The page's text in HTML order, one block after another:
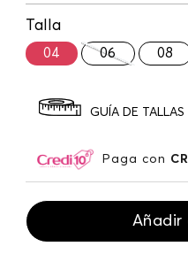
Talla
04 06 08
GUÍA DE TALLAS
Paga con
Añadir